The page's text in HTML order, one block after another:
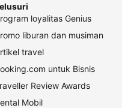
loyalitas Genius
liburan dan musiman
travel
untuk Bisnis
Review Awards
Mobil